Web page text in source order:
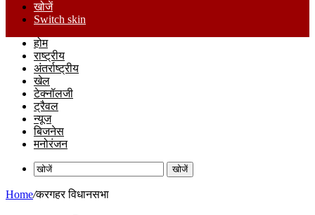
खोजें
Switch skin
होम
राष्ट्रीय
अंतर्राष्ट्रीय
खेल
टेक्नॉलजी
ट्रैवल
न्यूज
बिजनेस
मनोरंजन
खोजें
Home/करगहर विधानसभा